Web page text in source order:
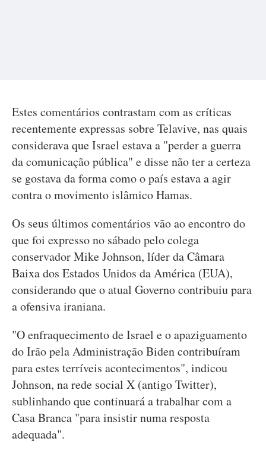
Estes comentários contrastam com as críticas
recentemente expressas sobre Telavive, nas quais
considerava que Israel estava a "perder a guerra
da comunicação pública" e disse não ter a certeza
se gostava da forma como o país estava a agir
contra o movimento islâmico Hamas.
Os seus últimos comentários vão ao encontro do
que foi expresso no sábado pelo colega
conservador Mike Johnson, líder da Câmara
Baixa dos Estados Unidos da América (EUA),
considerando que o atual Governo contribuiu para
a ofensiva iraniana.
"O enfraquecimento de Israel e o apaziguamento
do Irão pela Administração Biden contribuíram
para estes terríveis acontecimentos", indicou
Johnson, na rede social X (antigo Twitter),
sublinhando que continuará a trabalhar com a
Casa Branca "para insistir numa resposta
adequada".